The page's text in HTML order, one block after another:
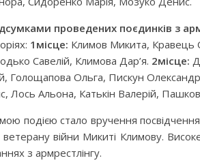
проведених поєдинків з
1місце: Климов Микита, Кравець
Савелій, Климова Дар’я. 2місце:
Голощапова Ольга, Пискун
Лось Альона, Катькін Валерій,
подією стало вручення
ветерану війни Микиті Климову.
з армрестлінгу.